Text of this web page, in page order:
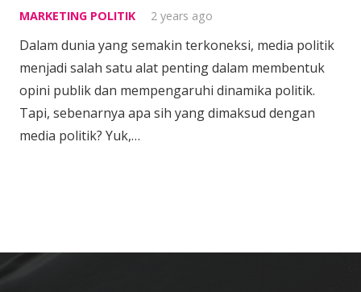
MARKETING POLITIK 2 years ago
Dalam dunia yang semakin terkoneksi, media politik
menjadi salah satu alat penting dalam membentuk
opini publik dan mempengaruhi dinamika politik.
Tapi, sebenarnya apa sih yang dimaksud dengan
media politik? Yuk,…